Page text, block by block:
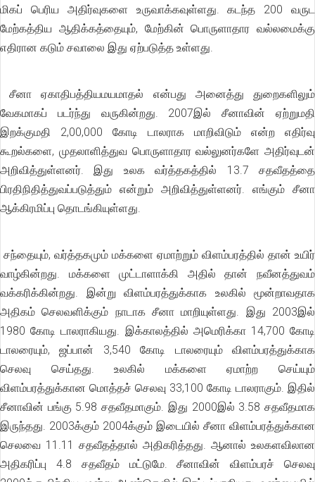
மிகப் பெரிய அதிர்வுகளை உருவாக்கவுள்ளது. கடந்த 200 வருட
மேற்கத்திய ஆதிக்கத்தையும், மேற்கின் பொருளாதார வல்லமைக்கு
எதிரான கடும் சவாலை இது ஏற்படுத்த உள்ளது.
சீனா ஏகாதிபத்தியமயமாதல் என்பது அனைத்து துறைகளிலும்
வேகமாகப் படர்ந்து வருகின்றது. 2007இல் சீனாவின் ஏற்றுமதி
இறக்குமதி 2,00,000 கோடி டாலராக மாறிவிடும் என்ற எதிர்வு
கூறல்களை, முதலாளித்துவ பொருளாதார வல்லுனர்களே அதிர்வுடன்
அறிவித்துள்ளனர். இது உலக வர்த்தகத்தில் 13.7 சதவீதத்தை
பிரதிநிதித்துவப்படுத்தும் என்றும் அறிவித்துள்ளனர். எங்கும் சீனா
ஆக்கிரமிப்பு தொடங்கியுள்ளது.
சந்தையும், வர்த்தகமும் மக்களை ஏமாற்றும் விளம்பரத்தில் தான் உயிர்
வாழ்கின்றது. மக்களை முட்டாளாக்கி அதில் தான் நவீனத்துவம்
வக்கரிக்கின்றது. இன்று விளம்பரத்துக்காக உலகில் மூன்றாவதாக
அதிகம் செலவளிக்கும் நாடாக சீனா மாறியுள்ளது. இது 2003இல்
1980 கோடி டாலராகியது. இக்காலத்தில் அமெரிக்கா 14,700 கோடி
டாலரையும், ஜப்பான் 3,540 கோடி டாலரையும் விளம்பரத்துக்காக
செலவு செய்தது. உலகில் மக்களை ஏமாற்ற செய்யும்
விளம்பரத்துக்கான மொத்தச் செலவு 33,100 கோடி டாலராகும். இதில்
சீனாவின் பங்கு 5.98 சதவீதமாகும். இது 2000இல் 3.58 சதவீதமாக
இருந்தது. 2003க்கும் 2004க்கும் இடையில் சீனா விளம்பரத்துக்கான
செலவை 11.11 சதவீதத்தால் அதிகரித்தது. ஆனால் உலகளவிலான
அதிகரிப்பு 4.8 சதவீதம் மட்டுமே. சீனாவின் விளம்பரச் செலவு